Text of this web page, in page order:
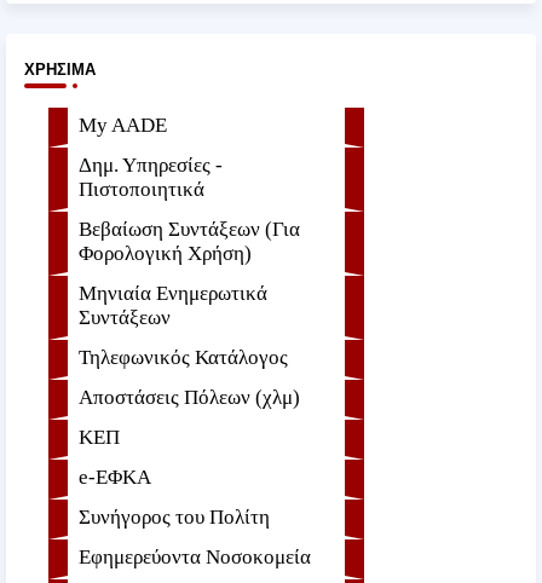
ΧΡΉΣΙΜΑ
My AADE
Δημ. Υπηρεσίες -
Πιστοποιητικά
Βεβαίωση Συντάξεων (Για
Φορολογική Χρήση)
Μηνιαία Ενημερωτικά
Συντάξεων
Τηλεφωνικός Κατάλογος
Αποστάσεις Πόλεων (χλμ)
ΚΕΠ
e-ΕΦKA
Συνήγορος του Πολίτη
Εφημερεύοντα Νοσοκομεία